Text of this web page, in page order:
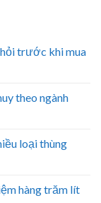
trước khi mua
theo ngành
loại thùng
hàng trăm lít